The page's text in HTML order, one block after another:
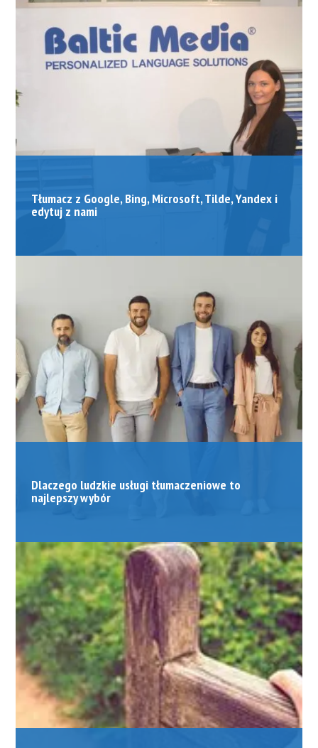
Tłumacz z Google, Bing, Microsoft, Tilde, Yandex i
edytuj z nami
Dlaczego ludzkie usługi tłumaczeniowe to
najlepszy wybór